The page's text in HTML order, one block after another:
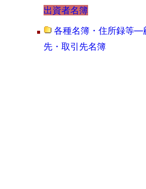
出資者名簿
各種名簿・住所録等―
先・取引先名簿